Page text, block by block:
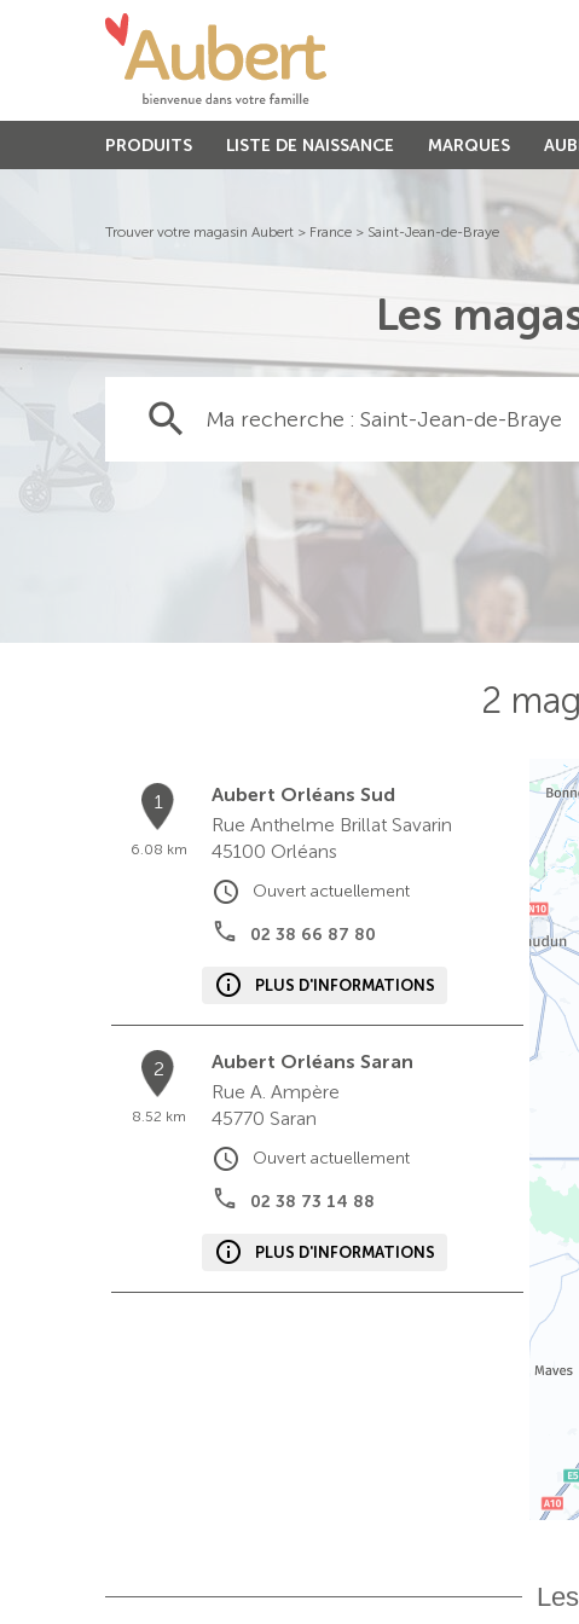
PRODUITS LISTE DE NAISSANCE MARQUES
Trouver votre magasin Aubert > France > Saint-Jean-de-Braye
Les
Ma recherche :Saint-Jean-de-Braye
2
1
6.08 km
Aubert Orléans Sud
Rue Anthelme Brillat Savarin
45100 Orléans
02 38 66 87 80
Ouvert actuellement
PLUS D'INFORMATIONS
2
8.52 km
Aubert Orléans Saran
Rue A. Ampère
45770 Saran
02 38 73 14 88
Ouvert actuellement
PLUS D'INFORMATIONS